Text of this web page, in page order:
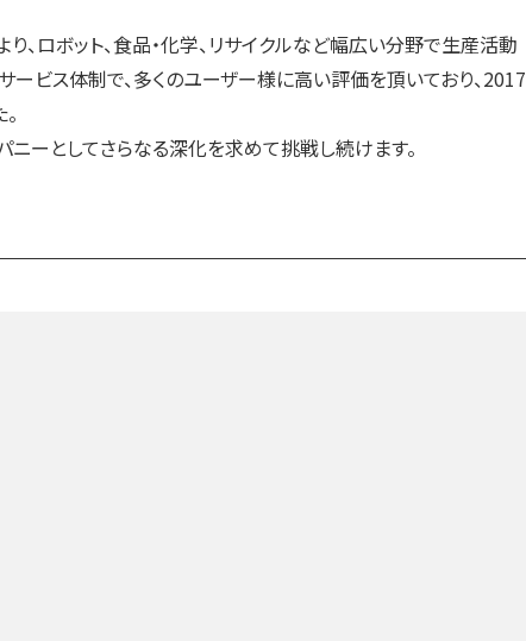
、ロボット、食品・化学、リサイクルなど幅広い分野で生産活動
ビス体制で、多くのユーザー様に高い評価を頂いており、2017
ーとしてさらなる深化を求めて挑戦し続けます。